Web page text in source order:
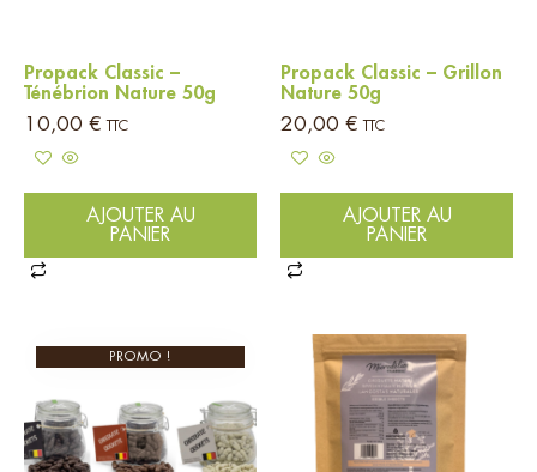
Propack Classic –
Ténébrion Nature 50g
10,00 € TTC
AJOUTER AU
PANIER
Propack Classic – Grillon
Nature 50g
20,00 € TTC
AJOUTER AU
PANIER
PROMO !